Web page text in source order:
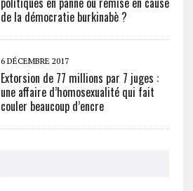
de la démocratie burkinabè ?
6 DÉCEMBRE 2017
Extorsion de 77 millions par 7 juges :
une affaire d’homosexualité qui fait
couler beaucoup d’encre